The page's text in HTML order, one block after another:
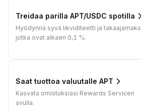
Treidaa parilla APT/USDC spotilla
Hyödynnä syvä likviditeetti ja
jotka ovat alkaen 0,1 %.
Saat tuottoa valuutalle APT
Kasvata omistuksiasi Rewards Servicen
avulla.